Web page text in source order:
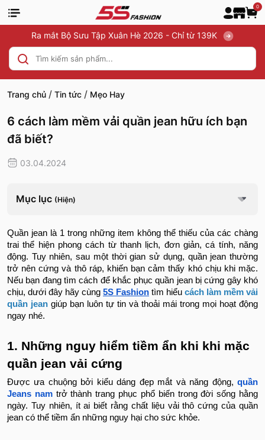
0
Ra mắt Bộ Sưu Tập Xuân Hè 2026 - Chỉ từ 139K
Trang chủ / Tin tức / Mẹo Hay
6 cách làm mềm vải quần jean hữu ích bạn
đã biết?
03.04.2024
Mục lục (Hiện)
Quần jean là 1 trong những item không thể thiếu của các chàng
trai thể hiện phong cách từ thanh lịch, đơn giản, cá tính, năng
động. Tuy nhiên, sau một thời gian sử dụng, quần jean thường
trở nên cứng và thô ráp, khiến bạn cảm thấy khó chịu khi mặc.
Nếu bạn đang tìm cách để khắc phục quần jean bị cứng gây khó
chịu, dưới đây hãy cùng 5S Fashion tìm hiểu cách làm mềm vải
quần jean giúp bạn luôn tự tin và thoải mái trong mọi hoạt động
ngay nhé.
1. Những nguy hiểm tiềm ẩn khi khi mặc
quần jean vải cứng
Được ưa chuộng bởi kiểu dáng đẹp mắt và năng động, quần
Jeans namtrở thành trang phục phổ biến trong đời sống hằng
ngày. Tuy nhiên, ít ai biết rằng chất liệu vải thô cứng của quần
jean có thể tiềm ẩn những nguy hại cho sức khỏe.